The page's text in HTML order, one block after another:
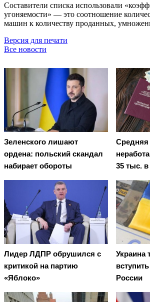
Составители списка использовали
угоняемости» — это соотношение
машин к количеству проданных,
Версия для печати
Все новости
Зеленского лишают
ордена: польский скандал
набирает обороты
Средняя
35 тыс.
Лидер ЛДПР обрушился с
критикой на партию
«Яблоко»
Украина
России